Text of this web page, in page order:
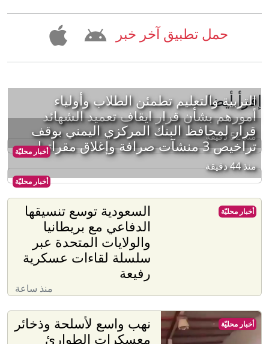
حمل تطبيق آخر خبر
إقرأ أيضا
أخبار محليّة
التربية والتعليم تطمئن الطلاب وأولياء
أمورهم بشأن قرار ايقاف تعميد الشهائد
منذ 52 دقيقة
أخبار محليّة
قرار لمحافظ البنك المركزي اليمني بوقف
تراخيص 3 منشآت صرافة وإغلاق مقراتها
منذ 44 دقيقة
السعودية توسع تنسيقها
الدفاعي مع بريطانيا
والولايات المتحدة عبر
سلسلة لقاءات عسكرية
رفيعة
منذ ساعة
أخبار محليّة
نهب واسع لأسلحة وذخائر
معسكرات الطوارئ
أخبار محليّة